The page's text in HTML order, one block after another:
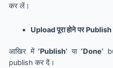
कर लें।
Upload पूरा होने पर
आखिर में‘Publish’ या‘Done’
publish कर दें।